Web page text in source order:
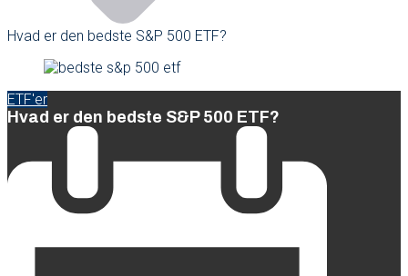
Hvad er den bedste S&P 500 ETF?
ETF'er
Hvad er den bedste S&P 500 ETF?